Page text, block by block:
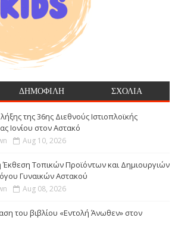
ΔΗΜΟΦΙΛΗ ΣΧΟΛΙΑ
της 36ης Διεθνούς Ιστιοπλοϊκής
Ιονίου στον Αστακό
Aug 10, 2026
Έκθεση Τοπικών Προϊόντων και Δημιουργιών
Γυναικών Αστακού
Aug 08, 2026
του βιβλίου «Εντολή Άνωθεν» στον